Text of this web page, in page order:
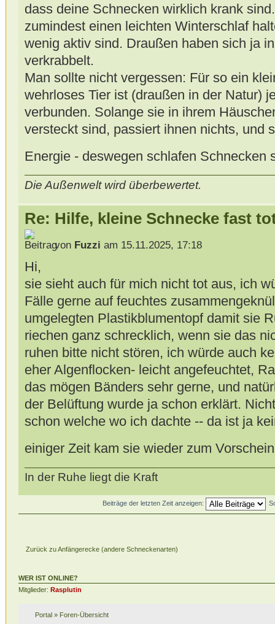
dass deine Schnecken wirklich krank
zumindest einen leichten Winterschlaf
wenig aktiv sind. Draußen haben sich ja
verkrabbelt.
Man sollte nicht vergessen: Für so ein
wehrloses Tier ist (draußen in der Natur)
verbunden. Solange sie in ihrem
versteckt sind, passiert ihnen nichts, und
Energie - deswegen schlafen Schnecken
Die Außenwelt wird überbewertet.
Re: Hilfe, kleine Schnecke fast
von Fuzzi am 15.11.2025, 17:18
Hi,
sie sieht auch für mich nicht tot aus, ich
Fälle gerne auf feuchtes
umgelegten Plastikblumentopf damit sie
riechen ganz schrecklich, wenn sie das
ruhen bitte nicht stören, ich würde auch
eher Algenflocken- leicht angefeuchtet,
das mögen Bänders sehr gerne, und
der Belüftung wurde ja schon erklärt.
schon welche wo ich dachte -- da ist ja
einiger Zeit kam sie wieder zum
In der Ruhe liegt die Kraft
Beiträge der letzten Zeit anzeigen:
Zurück zu Anfängerecke (andere Schneckenarten)
WER IST ONLINE?
Mitglieder: Rasplutin
Portal » Foren-Übersicht